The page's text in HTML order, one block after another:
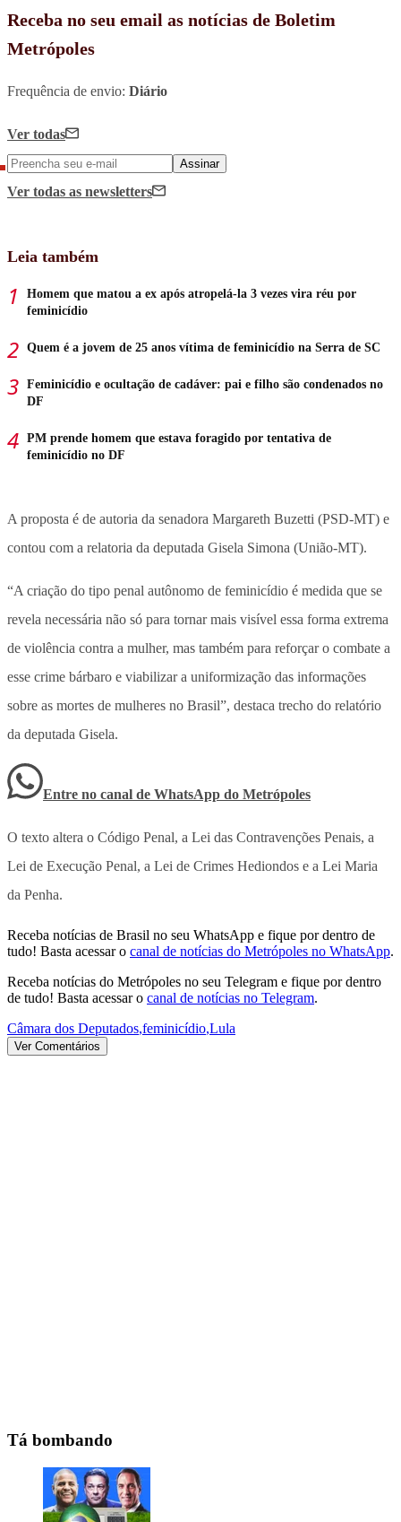
Receba no seu email as notícias de Boletim
Metrópoles
Frequência de envio: Diário
Ver todas
Assinar
Ver todas as newsletters
Leia também
Homem que matou a ex após atropelá-la 3 vezes vira réu por
feminicídio
Quem é a jovem de 25 anos vítima de feminicídio na Serra de SC
Feminicídio e ocultação de cadáver: pai e filho são condenados no
DF
PM prende homem que estava foragido por tentativa de
feminicídio no DF
A proposta é de autoria da senadora Margareth Buzetti (PSD-MT) e
contou com a relatoria da deputada Gisela Simona (União-MT).
“A criação do tipo penal autônomo de feminicídio é medida que se
revela necessária não só para tornar mais visível essa forma extrema
de violência contra a mulher, mas também para reforçar o combate a
esse crime bárbaro e viabilizar a uniformização das informações
sobre as mortes de mulheres no Brasil”, destaca trecho do relatório
da deputada Gisela.
Entre no canal de WhatsApp do Metrópoles
O texto altera o Código Penal, a Lei das Contravenções Penais, a
Lei de Execução Penal, a Lei de Crimes Hediondos e a Lei Maria
da Penha.
Receba notícias de Brasil no seu WhatsApp e fique por dentro de
tudo! Basta acessar o canal de notícias do Metrópoles no WhatsApp.
Receba notícias do Metrópoles no seu Telegram e fique por dentro
de tudo! Basta acessar o canal de notícias no Telegram.
Câmara dos Deputados,feminicídio,Lula
Ver Comentários
Tá bombando